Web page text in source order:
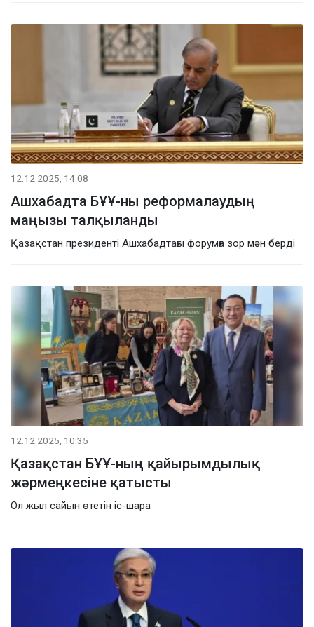
12.12.2025, 14:08
Ашхабадта БҰҰ-ны реформалаудың
маңызы талқыланды
Қазақстан президенті Ашхабадтағы форумға зор мән берді
12.12.2025, 10:35
Қазақстан БҰҰ-ның қайырымдылық
жәрмеңкесіне қатысты
Ол жыл сайын өтетін іс-шара